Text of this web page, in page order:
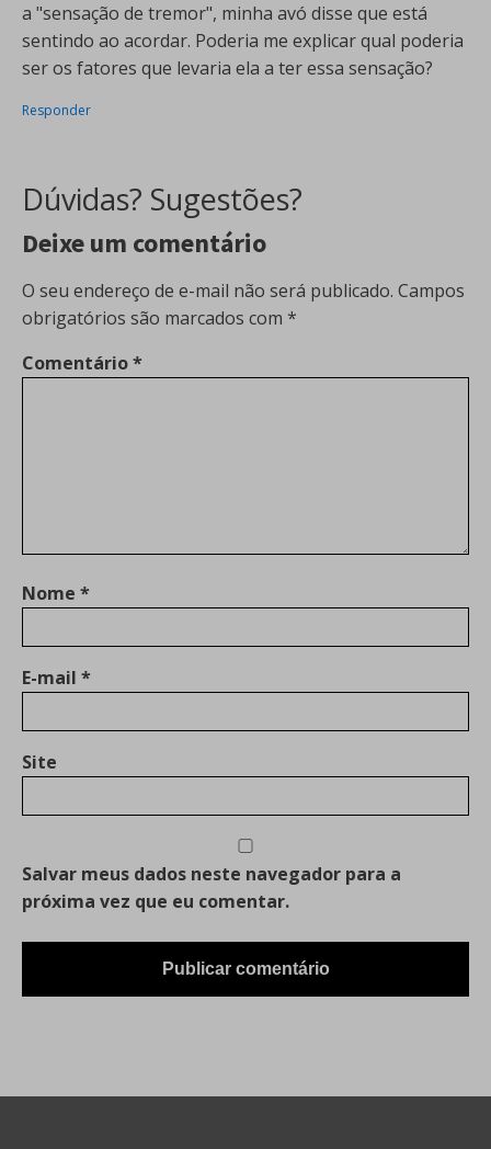
a "sensação de tremor", minha avó disse que está
sentindo ao acordar. Poderia me explicar qual poderia
ser os fatores que levaria ela a ter essa sensação?
Responder
Dúvidas? Sugestões?
Deixe um comentário
O seu endereço de e-mail não será publicado. Campos
obrigatórios são marcados com *
Comentário*
Nome *
E-mail *
Site
Salvar meus dados neste navegador para a
próxima vez que eu comentar.